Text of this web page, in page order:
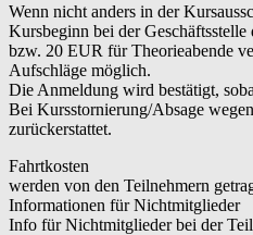
Wenn nicht anders in der
Kursbeginn bei der
bzw. 20 EUR für Theorieabende
Aufschläge möglich.
Die Anmeldung wird bestätigt,
Bei Kursstornierung/Absage
zurückerstattet.
Fahrtkosten
werden von den Teilnehmern
Informationen für Nichtmitglieder
Info für Nichtmitglieder bei der